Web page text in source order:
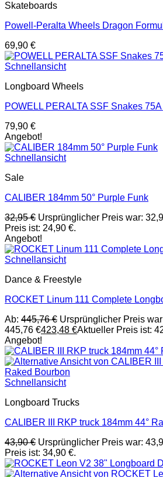
Skateboards
Powell-Peralta Wheels Dragon
69,90 €
Schnellansicht
Longboard Wheels
POWELL PERALTA SSF Snakes
79,90 €
Angebot!
Schnellansicht
Sale
CALIBER 184mm 50° Purple Funk
32,95€ Ursprünglicher Preis war:
Preis ist: 24,90 €.
Angebot!
Schnellansicht
Dance & Freestyle
ROCKET Linum 111 Complete
Ab: 445,76€ Ursprünglicher Preis
445,76 €423,48 €Aktueller Preis ist:
Angebot!
Schnellansicht
Longboard Trucks
CALIBER III RKP truck 184mm 44°
43,90€ Ursprünglicher Preis war:
Preis ist: 34,90 €.